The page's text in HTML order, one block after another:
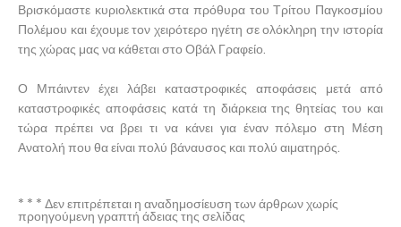
Βρισκόμαστε κυριολεκτικά στα πρόθυρα του Τρίτου Παγκοσμίου
Πολέμου και έχουμε τον χειρότερο ηγέτη σε ολόκληρη την ιστορία
της χώρας μας να κάθεται στο Οβάλ Γραφείο.
Ο Μπάιντεν έχει λάβει καταστροφικές αποφάσεις μετά από
καταστροφικές αποφάσεις κατά τη διάρκεια της θητείας του και
τώρα πρέπει να βρει τι να κάνει για έναν πόλεμο στη Μέση
Ανατολή που θα είναι πολύ βάναυσος και πολύ αιματηρός.
* * * Δεν επιτρέπεται η αναδημοσίευση των άρθρων χωρίς
προηγούμενη γραπτή άδειας της σελίδας